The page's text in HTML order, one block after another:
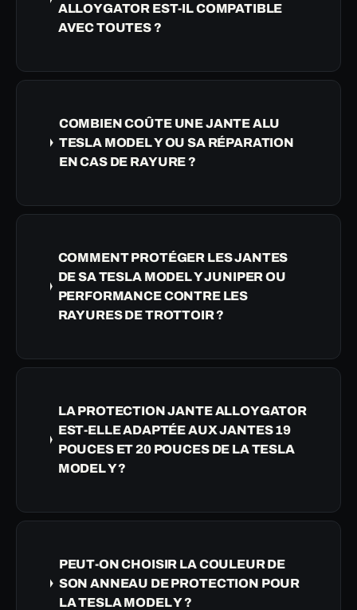
ALLOYGATOR EST-IL COMPATIBLE
AVEC TOUTES ?
COMBIEN COÛTE UNE JANTE ALU
TESLA MODEL Y OU SA RÉPARATION
EN CAS DE RAYURE ?
COMMENT PROTÉGER LES JANTES
DE SA TESLA MODEL Y JUNIPER OU
PERFORMANCE CONTRE LES
RAYURES DE TROTTOIR ?
LA PROTECTION JANTE ALLOYGATOR
EST-ELLE ADAPTÉE AUX JANTES 19
POUCES ET 20 POUCES DE LA TESLA
MODEL Y ?
PEUT-ON CHOISIR LA COULEUR DE
SON ANNEAU DE PROTECTION POUR
LA TESLA MODEL Y ?